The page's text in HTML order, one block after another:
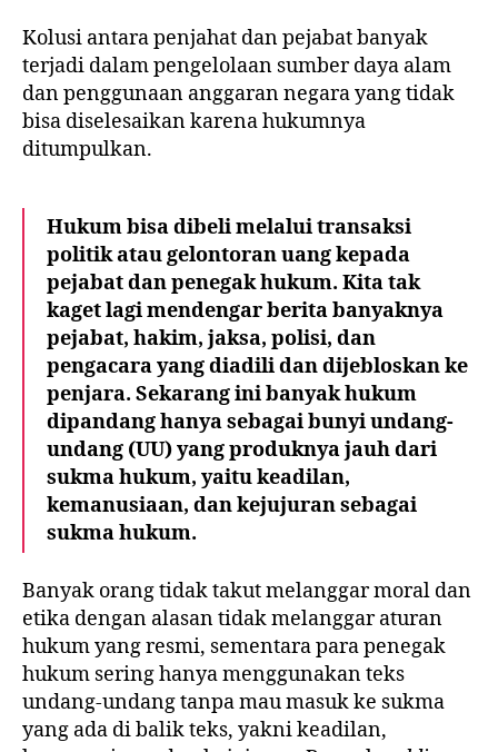
Kolusi antara penjahat dan pejabat banyak
terjadi dalam pengelolaan sumber daya alam
dan penggunaan anggaran negara yang tidak
bisa diselesaikan karena hukumnya
ditumpulkan.
Hukum bisa dibeli melalui transaksi
politik atau gelontoran uang kepada
pejabat dan penegak hukum. Kita tak
kaget lagi mendengar berita banyaknya
pejabat, hakim, jaksa, polisi, dan
pengacara yang diadili dan dijebloskan ke
penjara. Sekarang ini banyak hukum
dipandang hanya sebagai bunyi undang-
undang (UU) yang produknya jauh dari
sukma hukum, yaitu keadilan,
kemanusiaan, dan kejujuran sebagai
sukma hukum.
Banyak orang tidak takut melanggar moral dan
etika dengan alasan tidak melanggar aturan
hukum yang resmi, sementara para penegak
hukum sering hanya menggunakan teks
undang-undang tanpa mau masuk ke sukma
yang ada di balik teks, yakni keadilan,